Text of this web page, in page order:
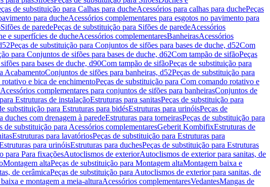
de substituição para Calhas para ducheAcessórios para calhas para duchePeças
para ducheAcessórios complementares para esgotos no pavimento para
Sifões de paredePeças de substituição para Sifões de paredeAcessórios
e superfícies de ducheAcessórios complementaresBanheirasAcessórios
Peças de substituição para Conjuntos de sifões para bases de duche, d52Com
para Conjuntos de sifões para bases de duche, d62Com tampão de sifãoPeças
para bases de duche, d90Com tampão de sifãoPeças de substituição para
AcabamentoConjuntos de sifões para banheiras, d52Peças de substituição para
e bica de enchimentoPeças de substituição para Com comando rotativo e
Acessórios complementares para conjuntos de sifões para banheirasConjuntos de
Estruturas de instalaçãoEstruturas para sanitasPeças de substituição para
substituição para Estruturas para bidésEstruturas para urinóisPeças de
duches com drenagem à paredeEstruturas para torneirasPeças de substituição para
de substituição para Acessórios complementaresGeberit KombifixEstruturas de
Estruturas para lavatóriosPeças de substituição para Estruturas para
para urinóisEstruturas para duchesPeças de substituição para Estruturas
para Para fixaçõesAutoclismos de exteriorAutoclismos de exterior para sanitas, de
Montagem altaPeças de substituição para Montagem altaMontagem baixa e
de cerâmicaPeças de substituição para Autoclismos de exterior para sanitas, de
e montagem a meia-alturaAcessórios complementaresVedantesMangas de